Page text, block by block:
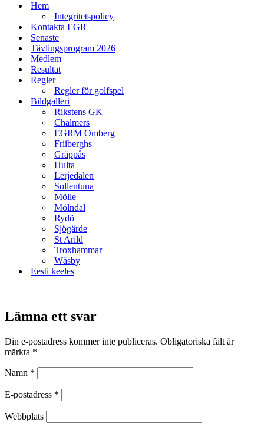
Hem
Integritetspolicy
Kontakta EGR
Senaste
Tävlingsprogram 2026
Medlem
Resultat
Regler
Regler för golfspel
Bildgalleri
Rikstens GK
Chalmers
EGRM Omberg
Friiberghs
Gräppås
Hulta
Lerjedalen
Sollentuna
Mölle
Mölndal
Rydö
Sjögärde
St Arild
Troxhammar
Wäsby
Eesti keeles
Lämna ett svar
Din e-postadress kommer inte publiceras. Obligatoriska fält är
märkta *
Namn *
E-postadress *
Webbplats